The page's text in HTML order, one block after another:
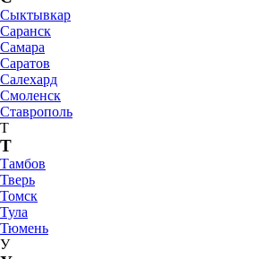
Сыктывкар
Саранск
Самара
Саратов
Салехард
Смоленск
Ставрополь
Т
Т
Тамбов
Тверь
Томск
Тула
Тюмень
У